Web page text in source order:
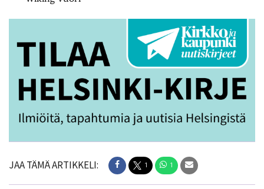
JAA TÄMÄ ARTIKKELI: 1 1